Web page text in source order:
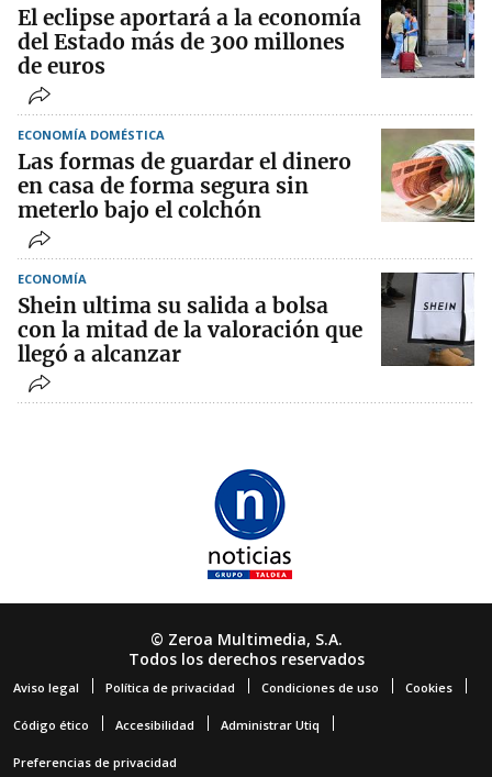
El eclipse aportará a la economía
del Estado más de 300 millones
de euros
ECONOMÍA DOMÉSTICA
Las formas de guardar el dinero
en casa de forma segura sin
meterlo bajo el colchón
ECONOMÍA
Shein ultima su salida a bolsa
con la mitad de la valoración que
llegó a alcanzar
© Zeroa Multimedia, S.A.
Todos los derechos reservados
Aviso legal Política de privacidad Condiciones de uso Cookies
Código ético Accesibilidad Administrar Utiq
Preferencias de privacidad